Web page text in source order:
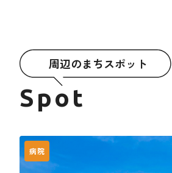
周辺のまちスポット
Spot
病院